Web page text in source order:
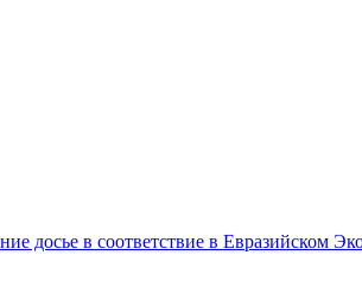
досье в соответствие в Евразийском